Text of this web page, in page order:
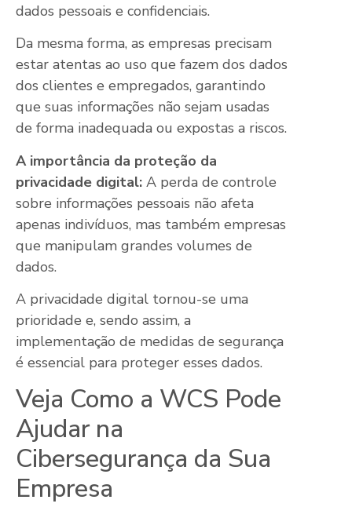
dados pessoais e confidenciais.
Da mesma forma, as empresas precisam
estar atentas ao uso que fazem dos dados
dos clientes e empregados, garantindo
que suas informações não sejam usadas
de forma inadequada ou expostas a riscos.
A importância da proteção da
privacidade digital: A perda de controle
sobre informações pessoais não afeta
apenas indivíduos, mas também empresas
que manipulam grandes volumes de
dados.
A privacidade digital tornou-se uma
prioridade e, sendo assim, a
implementação de medidas de segurança
é essencial para proteger esses dados.
Veja Como a WCS Pode
Ajudar na
Cibersegurança da Sua
Empresa